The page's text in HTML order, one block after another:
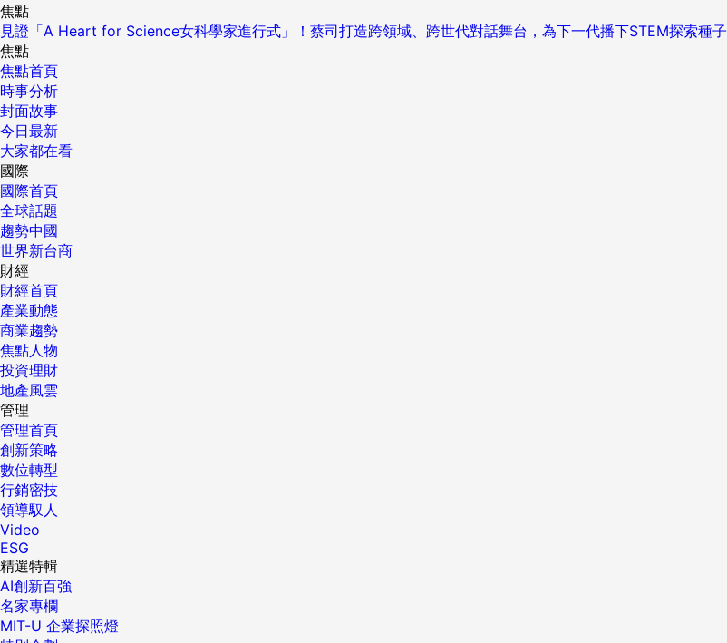
焦點
見證「A Heart for Science女科學家進行式」！蔡司打造跨領域、跨世代對話舞台，為下一代播下STEM探索種子
焦點
焦點首頁
時事分析
封面故事
今日最新
大家都在看
國際
國際首頁
全球話題
趨勢中國
世界新台商
財經
財經首頁
產業動態
商業趨勢
焦點人物
投資理財
地產風雲
管理
管理首頁
創新策略
數位轉型
行銷密技
領導馭人
Video
ESG
精選特輯
AI創新百強
名家專欄
MIT-U 企業探照燈